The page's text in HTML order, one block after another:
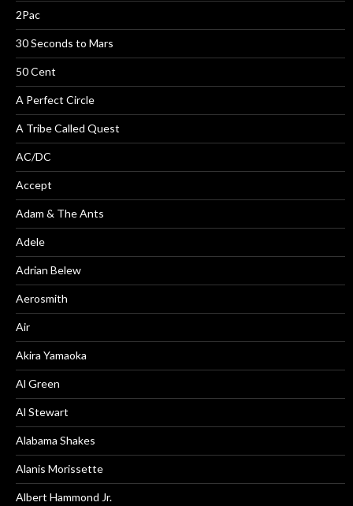
2Pac
30 Seconds to Mars
50 Cent
A Perfect Circle
A Tribe Called Quest
AC/DC
Accept
Adam & The Ants
Adele
Adrian Belew
Aerosmith
Air
Akira Yamaoka
Al Green
Al Stewart
Alabama Shakes
Alanis Morissette
Albert Hammond Jr.